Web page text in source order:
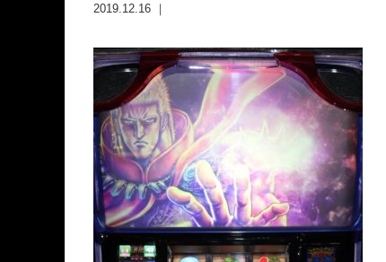
2019.12.16 ｜